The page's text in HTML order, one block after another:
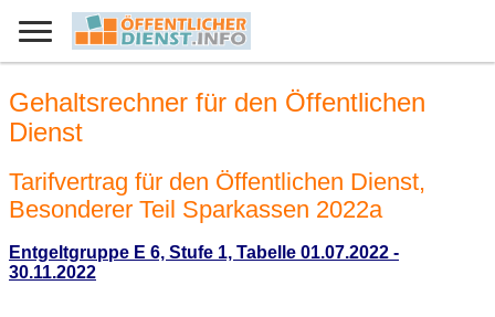
Gehaltsrechner für den Öffentlichen
Dienst
Tarifvertrag für den Öffentlichen Dienst,
Besonderer Teil Sparkassen 2022a
Entgeltgruppe E 6, Stufe 1, Tabelle 01.07.2022 -
30.11.2022